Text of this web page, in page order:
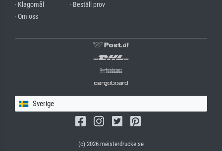
· Klagomål
· Om oss
· Beställ prov
Sverige
(c) 2026 meisterdrucke.se